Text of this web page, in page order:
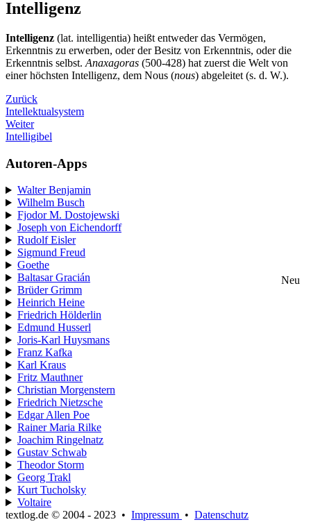
Intelligenz
Intelligenz (lat. intelligentia) heißt entweder das Vermögen,
Erkenntnis zu erwerben, oder der Besitz von Erkenntnis, oder die
Erkenntnis selbst. Anaxagoras (500-428) hat zuerst die Welt von
einer höchsten Intelligenz, dem Nous (nous) abgeleitet (s. d. W.).
Zurück
Intellektualsystem
Weiter
Intelligibel
Autoren-Apps
Walter Benjamin
Wilhelm Busch
Fjodor M. Dostojewski
Joseph von Eichendorff
Rudolf Eisler
Sigmund Freud
Goethe
Baltasar Gracián
Neu
Brüder Grimm
Heinrich Heine
Friedrich Hölderlin
Edmund Husserl
Joris-Karl Huysmans
Franz Kafka
Karl Kraus
Fritz Mauthner
Christian Morgenstern
Friedrich Nietzsche
Edgar Allen Poe
Rainer Maria Rilke
Joachim Ringelnatz
Gustav Schwab
Theodor Storm
Georg Trakl
Kurt Tucholsky
Voltaire
textlog.de © 2004 - 2023 • Impressum • Datenschutz